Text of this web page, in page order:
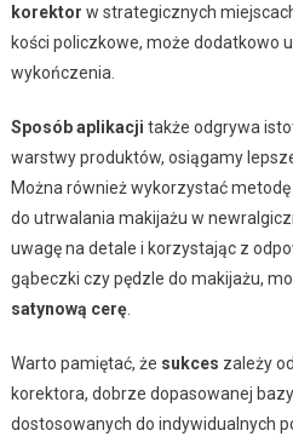
korektor w strategicznych
kości policzkowe, może dodatkowo
wykończenia.
Sposób aplikacji także odgrywa
warstwy produktów, osiągamy
Można również wykorzystać
do utrwalania makijażu w
uwagę na detale i korzystając z
gąbeczki czy pędzle do makijażu,
satynową cerę.
Warto pamiętać, że sukces zależy
korektora, dobrze dopasowanej
dostosowanych do indywidualnych